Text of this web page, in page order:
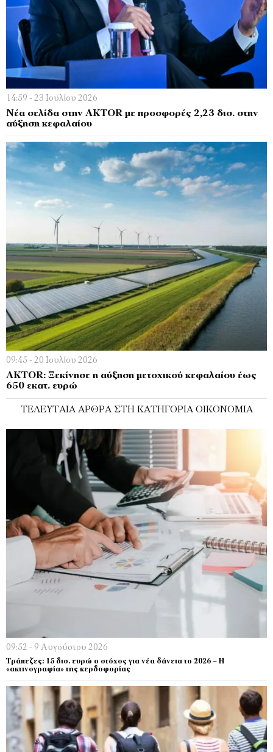
14:59 - 23 Ιουλίου 2026
Νέα σελίδα στην AKTOR με προσφορές 2,23 δισ. στην
αύξηση κεφαλαίου
09:45 - 20 Ιουλίου 2026
AKTOR: Ξεκίνησε η αύξηση μετοχικού κεφαλαίου έως
650 εκατ. ευρώ
ΤΕΛΕΥΤΑΊΑ ΆΡΘΡΑ ΣΤΗ ΚΑΤΗΓΟΡΊΑ ΟΙΚΟΝΟΜΊΑ
09:52 - 9 Αυγούστου 2026
Τράπεζες: 15 δισ. ευρώ ο στόχος για νέα δάνεια το 2026 – Η
«ακτινογραφία» της κερδοφορίας